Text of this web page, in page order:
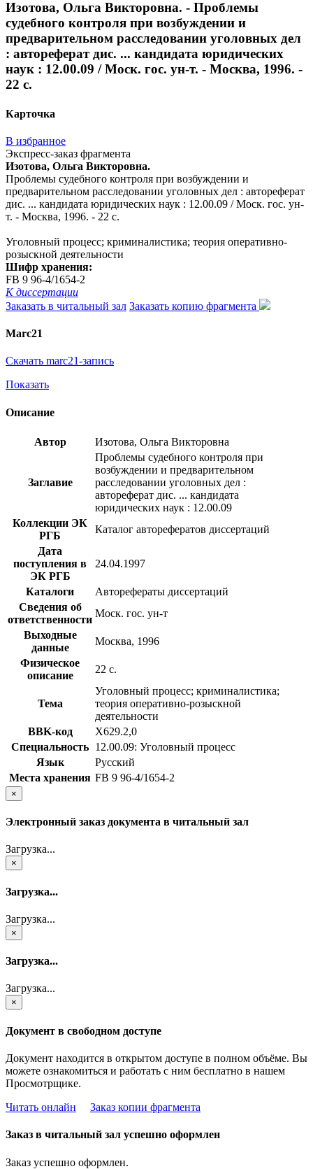
Изотова, Ольга Викторовна. - Проблемы
судебного контроля при возбуждении и
предварительном расследовании уголовных дел
: автореферат дис. ... кандидата юридических
наук : 12.00.09 / Моск. гос. ун-т. - Москва, 1996. -
22 с.
Карточка
В избранное
Экспресс-заказ фрагмента
Изотова, Ольга Викторовна.
Проблемы судебного контроля при возбуждении и
предварительном расследовании уголовных дел : автореферат
дис. ... кандидата юридических наук : 12.00.09 / Моск. гос. ун-
т. - Москва, 1996. - 22 с.
Уголовный процесс; криминалистика; теория оперативно-
розыскной деятельности
Шифр хранения:
FB 9 96-4/1654-2
К диссертации
Заказать в читальный зал Заказать копию фрагмента
Marc21
Скачать marc21-запись
Показать
Описание
Автор Изотова, Ольга Викторовна
Заглавие
Проблемы судебного контроля при
возбуждении и предварительном
расследовании уголовных дел :
автореферат дис. ... кандидата
юридических наук : 12.00.09
Коллекции ЭК
РГБ
Каталог авторефератов диссертаций
Дата
поступления в
ЭК РГБ
24.04.1997
Каталоги
Авторефераты диссертаций
Сведения об
ответственности
Моск. гос. ун-т
Выходные
данные
Москва, 1996
Физическое
описание
22 с.
Тема
Уголовный процесс; криминалистика;
теория оперативно-розыскной
деятельности
BBK-код
Х629.2,0
Специальность 12.00.09: Уголовный процесс
Язык
Русский
Места хранения FB 9 96-4/1654-2
×
Электронный заказ документа в читальный зал
Загрузка...
×
Загрузка...
Загрузка...
×
Загрузка...
Загрузка...
×
Документ в свободном доступе
Документ находится в открытом доступе в полном объёме. Вы
можете ознакомиться и работать с ним бесплатно в нашем
Просмотрщике.
Читать онлайн
Заказ копии фрагмента
Заказ в читальный зал успешно оформлен
Заказ успешно оформлен.